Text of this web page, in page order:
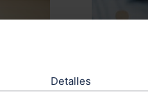
Detalles